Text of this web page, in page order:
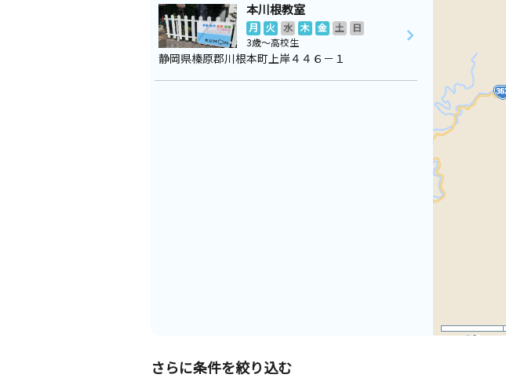
本川根教室
月 火 水 木 金 土
日
3歳～高校生
静岡県榛原郡川根本町上岸４４６－１
さらに条件を絞り込む